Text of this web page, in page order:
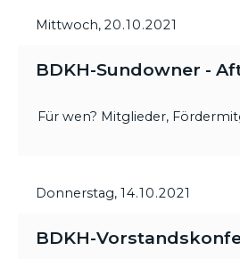
Mittwoch, 20.10.2021
BDKH-Sundowner -
Für wen? Mitglieder,
Donnerstag, 14.10.2021
BDKH-